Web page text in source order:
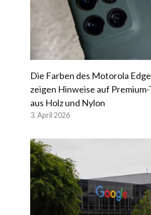
Die Farben des Motorola
zeigen Hinweise auf
aus Holz und Nylon
3. April 2026